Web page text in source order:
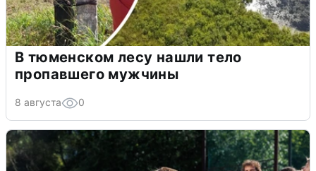
В тюменском лесу нашли тело
пропавшего мужчины
8 августа 0